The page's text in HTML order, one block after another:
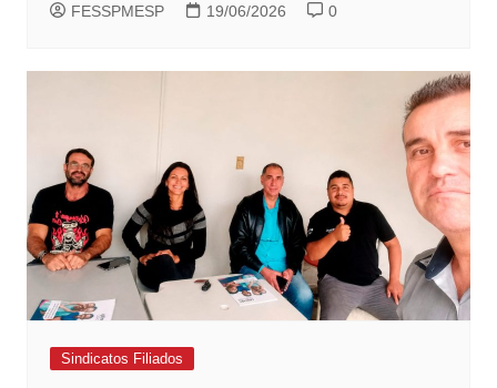
FESSPMESP 19/06/2026 0
Sindicatos Filiados